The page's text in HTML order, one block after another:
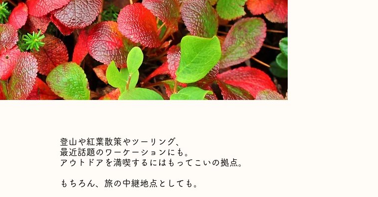
登山や紅葉散策や ツーリング、
最近話題のワーケーションにも。
アウトドアを満喫するにはもってこいの拠点。
​もちろん、旅の中継地点としても。